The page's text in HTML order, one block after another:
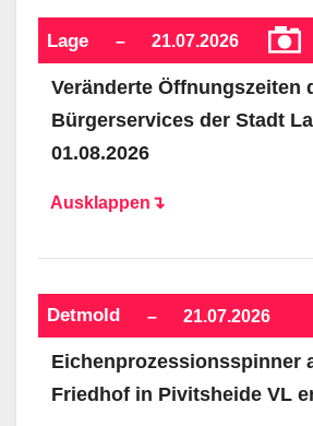
Lage – 21.07.2026
Veränderte Öffnungszeiten
Bürgerservices der Stadt
01.08.2026
Ausklappen↴
Detmold – 21.07.2026
Eichenprozessionsspinner
Friedhof in Pivitsheide VL